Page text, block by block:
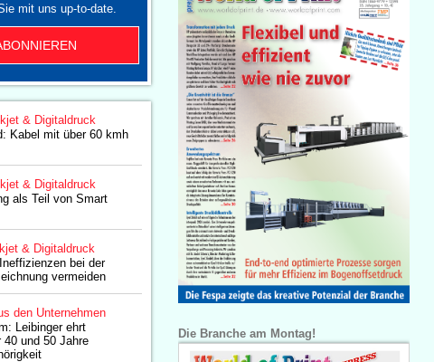
mit uns up-to-date.
& Digitaldruck
Kabel mit über 60 kmh
& Digitaldruck
als Teil von Smart
& Digitaldruck
bei der
vermeiden
den Unternehmen
Leibinger ehrt
40 und 50 Jahre
Die Branche am Montag!